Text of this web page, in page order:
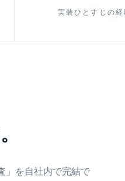
実装ひとすじの経
」を自社内で完結で